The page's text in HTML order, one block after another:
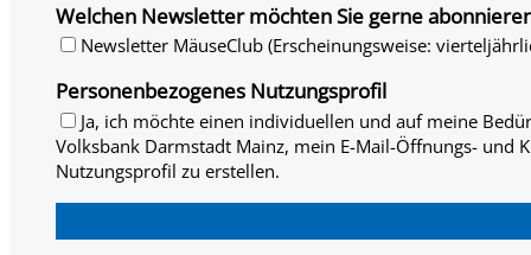
Welchen Newsletter möchten Sie gerne
Newsletter MäuseClub (Erscheinungsweise:
Personenbezogenes Nutzungsprofil
Ja, ich möchte einen individuellen und auf meine
Volksbank Darmstadt Mainz, mein E-Mail-Öffnungs- und
Nutzungsprofil zu erstellen.